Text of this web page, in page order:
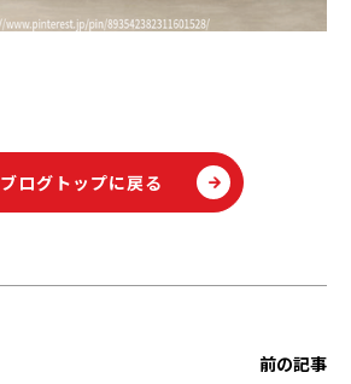
ブログトップに戻る
前の記事